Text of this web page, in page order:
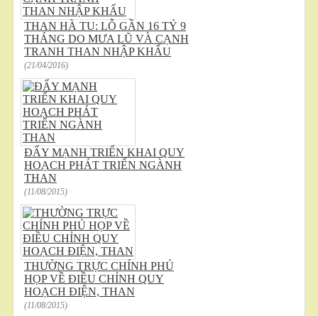
THAN HÀ TU: LỖ GẦN 16 TỶ 9
THÁNG DO MƯA LŨ VÀ CẠNH
TRANH THAN NHẬP KHẨU
(21/04/2016)
ĐẨY MẠNH TRIỂN KHAI QUY
HOẠCH PHÁT TRIỂN NGÀNH
THAN
(11/08/2015)
THƯỜNG TRỰC CHÍNH PHỦ
HỌP VỀ ĐIỀU CHỈNH QUY
HOẠCH ĐIỆN, THAN
(11/08/2015)